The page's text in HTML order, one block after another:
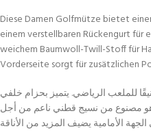
Diese Damen Golfmütze bietet
einem verstellbaren Rückengurt für
weichem Baumwoll-Twill-Stoff für
Vorderseite sorgt für zusätzlichen
للملعب الرياضي. يتميز بحزام خلفي
مصنوع من نسيج قطني ناعم من أجل